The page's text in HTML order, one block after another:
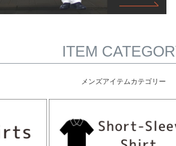
ITEM
メンズアイテムカテゴリー